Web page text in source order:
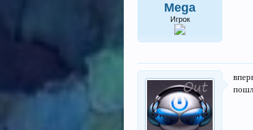
Mega
Игрок